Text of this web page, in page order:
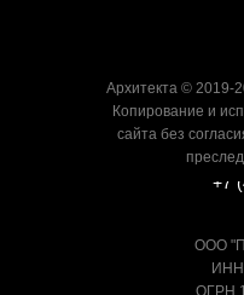
+7
ООО
ИНН
Архитекта © 2019-
Копирование и
сайта без